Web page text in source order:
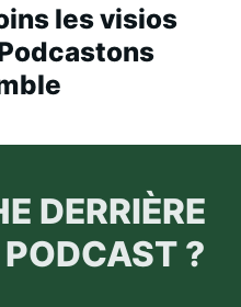
les visios
DERRIÈRE
?